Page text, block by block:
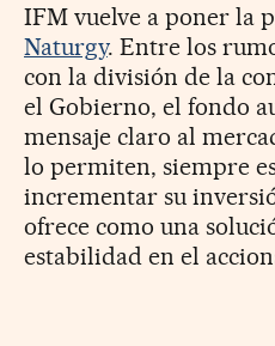
IFM vuelve a poner la
Naturgy. Entre los
con la división de la
el Gobierno, el fondo
mensaje claro al
lo permiten, siempre
incrementar su
ofrece como una
estabilidad en el